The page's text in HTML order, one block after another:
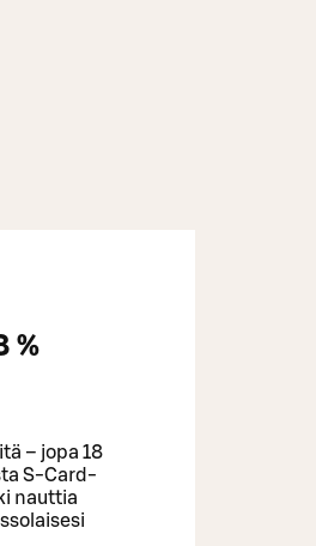
%
– jopa 18
S‑Card-
nauttia